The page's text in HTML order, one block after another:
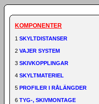
KOMPONENTER
1 SKYLTDISTANSER
2 VAJER SYSTEM
3 SKIVKOPPLINGAR
4 SKYLTMATERIEL
5 PROFILER I RÅLÄNGDER
6 TYG-, SKIVMONTAGE